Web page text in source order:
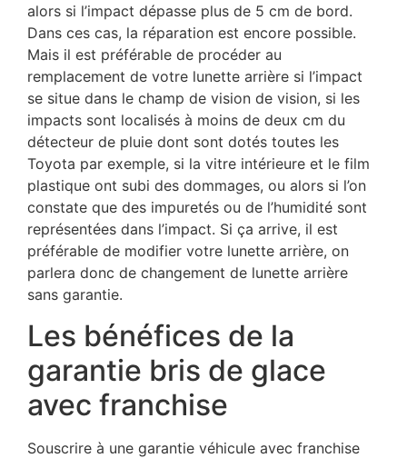
alors si l’impact dépasse plus de 5 cm de bord.
Dans ces cas, la réparation est encore possible.
Mais il est préférable de procéder au
remplacement de votre lunette arrière si l’impact
se situe dans le champ de vision de vision, si les
impacts sont localisés à moins de deux cm du
détecteur de pluie dont sont dotés toutes les
Toyota par exemple, si la vitre intérieure et le film
plastique ont subi des dommages, ou alors si l’on
constate que des impuretés ou de l’humidité sont
représentées dans l’impact. Si ça arrive, il est
préférable de modifier votre lunette arrière, on
parlera donc de changement de lunette arrière
sans garantie.
Les bénéfices de la
garantie bris de glace
avec franchise
Souscrire à une garantie véhicule avec franchise